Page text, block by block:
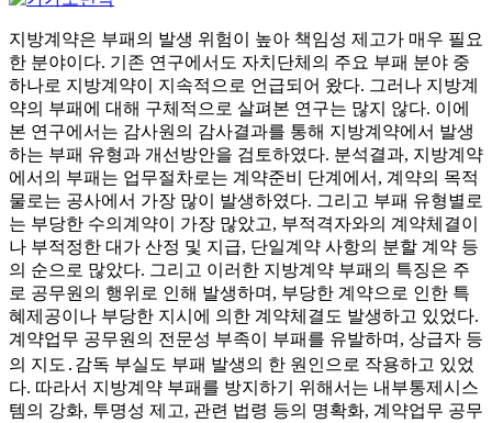
지방계약은 부패의 발생 위험이 높아 책임성 제고가 매우 필요
한 분야이다. 기존 연구에서도 자치단체의 주요 부패 분야 중
하나로 지방계약이 지속적으로 언급되어 왔다. 그러나 지방계
약의 부패에 대해 구체적으로 살펴본 연구는 많지 않다. 이에
본 연구에서는 감사원의 감사결과를 통해 지방계약에서 발생
하는 부패 유형과 개선방안을 검토하였다. 분석결과, 지방계약
에서의 부패는 업무절차로는 계약준비 단계에서, 계약의 목적
물로는 공사에서 가장 많이 발생하였다. 그리고 부패 유형별로
는 부당한 수의계약이 가장 많았고, 부적격자와의 계약체결이
나 부적정한 대가 산정 및 지급, 단일계약 사항의 분할 계약 등
의 순으로 많았다. 그리고 이러한 지방계약 부패의 특징은 주
로 공무원의 행위로 인해 발생하며, 부당한 계약으로 인한 특
혜제공이나 부당한 지시에 의한 계약체결도 발생하고 있었다.
계약업무 공무원의 전문성 부족이 부패를 유발하며, 상급자 등
의 지도․감독 부실도 부패 발생의 한 원인으로 작용하고 있었
다. 따라서 지방계약 부패를 방지하기 위해서는 내부통제시스
템의 강화, 투명성 제고, 관련 법령 등의 명확화, 계약업무 공무